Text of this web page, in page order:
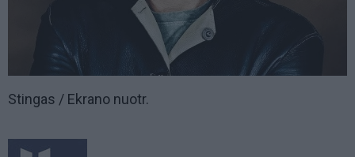
Stingas / Ekrano nuotr.